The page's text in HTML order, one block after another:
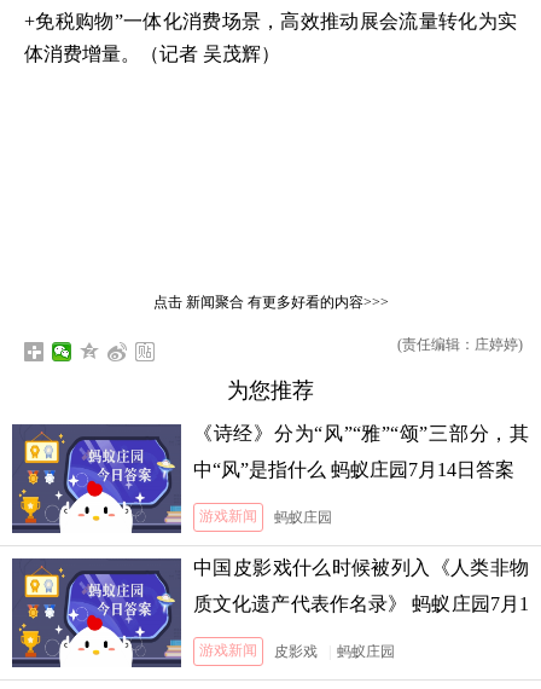
+免税购物”一体化消费场景，高效推动展会流量转化为实
体消费增量。（记者 吴茂辉）
点击 新闻聚合有更多好看的内容>>>
(责任编辑：庄婷婷)
为您推荐
《诗经》分为“风”“雅”“颂”三部分，其
中“风”是指什么 蚂蚁庄园7月14日答案
游戏新闻 蚂蚁庄园
中国皮影戏什么时候被列入《人类非物
质文化遗产代表作名录》 蚂蚁庄园7月1
3日答案
游戏新闻 皮影戏 蚂蚁庄园